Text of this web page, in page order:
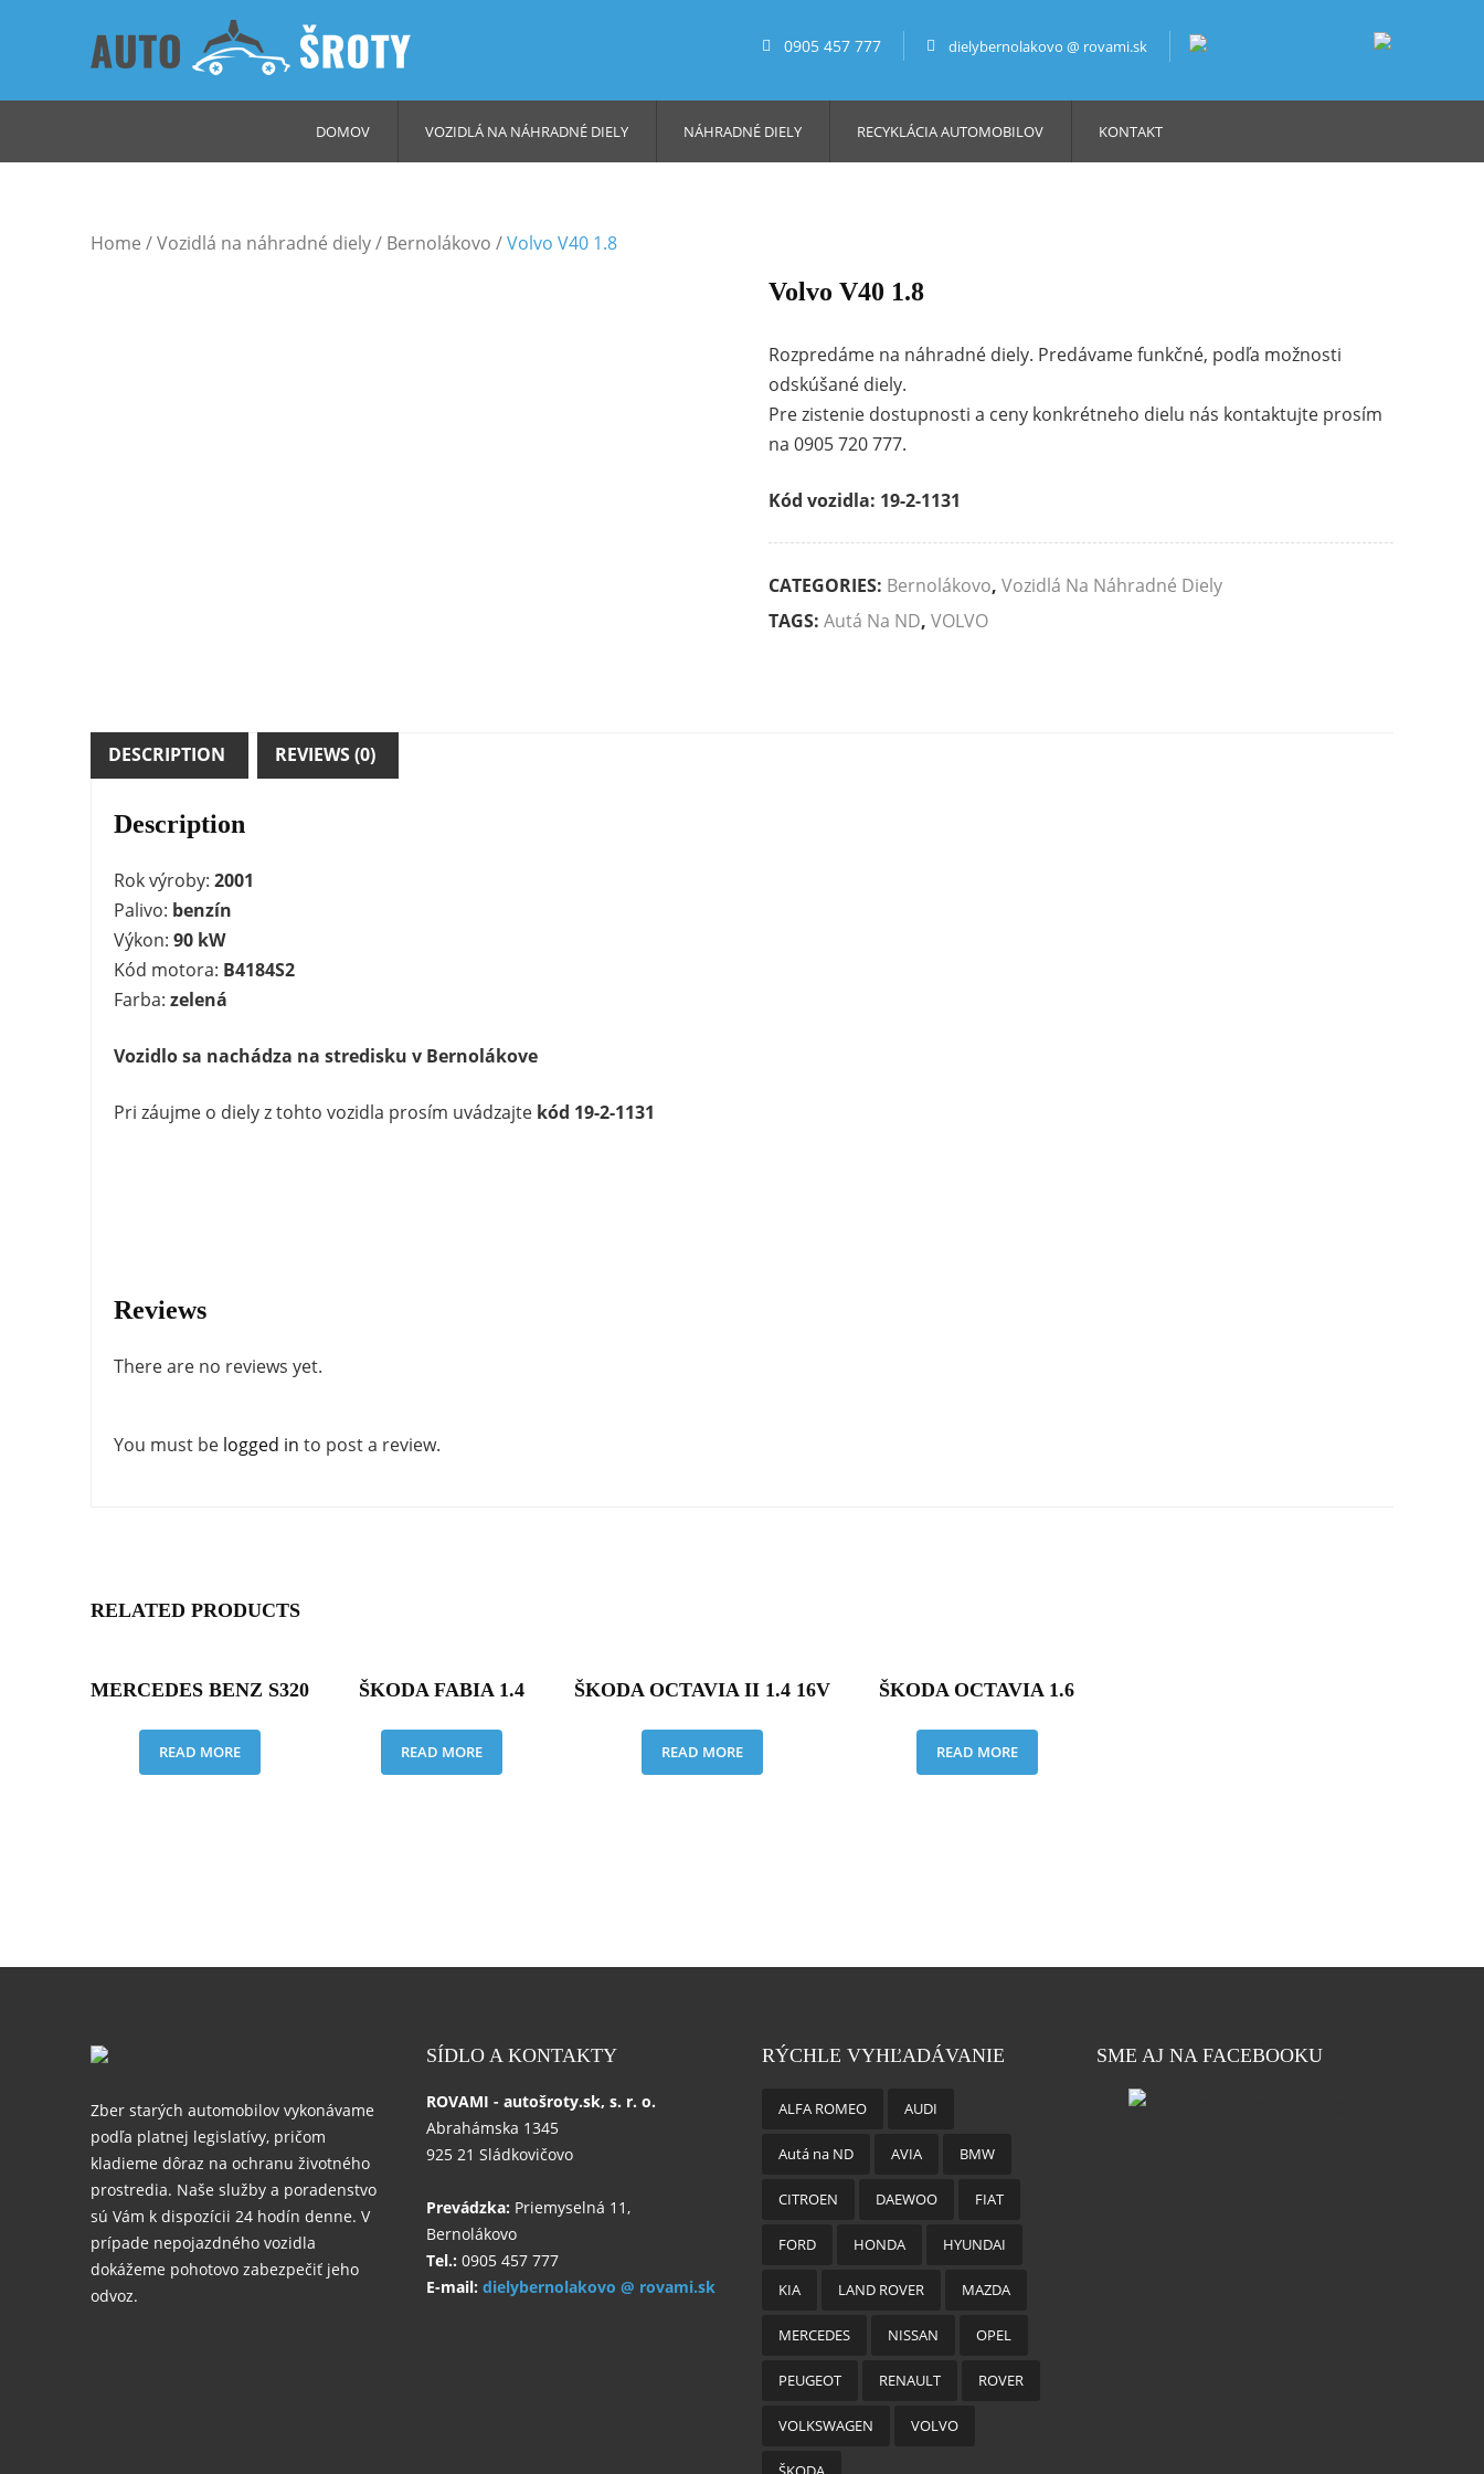
0905 457 777 dielybernolakovo @ rovami.sk
DOMOV VOZIDLÁ NA NÁHRADNÉ DIELY NÁHRADNÉ DIELY RECYKLÁCIA AUTOMOBILOV KONTAKT
Home /Vozidlá na náhradné diely/ Bernolákovo /Volvo V40 1.8
Volvo V40 1.8
Rozpredáme na náhradné diely. Predávame funkčné, podľa možnosti
odskúšané diely.
Pre zistenie dostupnosti a ceny konkrétneho dielu nás kontaktujte prosím
na 0905 720 777.
Kód vozidla: 19-2-1131
CATEGORIES: Bernolákovo, Vozidlá Na Náhradné Diely
TAGS: Autá Na ND, VOLVO
DESCRIPTION REVIEWS (0)
Description
Rok výroby: 2001
Palivo: benzín
Výkon: 90 kW
Kód motora: B4184S2
Farba: zelená
Vozidlo sa nachádza na stredisku v Bernolákove
Pri záujme o diely z tohto vozidla prosím uvádzajte kód 19-2-1131
Reviews
There are no reviews yet.
You must be logged in to post a review.
RELATED PRODUCTS
MERCEDES BENZ S320
READ MORE
ŠKODA FABIA 1.4
READ MORE
ŠKODA OCTAVIA II 1.4 16V
READ MORE
ŠKODA OCTAVIA 1.6
READ MORE
Zber starých automobilov vykonávame
podľa platnej legislatívy, pričom
kladieme dôraz na ochranu životného
prostredia. Naše služby a poradenstvo
sú Vám k dispozícii 24 hodín denne. V
prípade nepojazdného vozidla
dokážeme pohotovo zabezpečiť jeho
odvoz.
SÍDLO A KONTAKTY
ROVAMI - autošroty.sk, s. r. o.
Abrahámska 1345
925 21 Sládkovičovo
Prevádzka: Priemyselná 11,
Bernolákovo
Tel.: 0905 457 777
E-mail: dielybernolakovo @ rovami.sk
RÝCHLE VYHĽADÁVANIE
ALFA ROMEO AUDI
Autá na ND AVIA BMW
CITROEN DAEWOO FIAT
FORD HONDA HYUNDAI
KIA LAND ROVER MAZDA
MERCEDES NISSAN OPEL
PEUGEOT RENAULT ROVER
VOLKSWAGEN VOLVO
SME AJ NA FACEBOOKU